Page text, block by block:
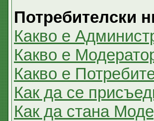
Потребителски
Какво е
Какво е
Какво е
Как да се
Как да стана